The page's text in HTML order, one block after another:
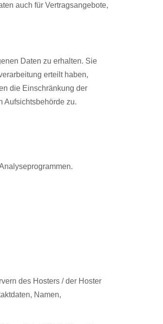
auch für Vertragsangebote,
Daten zu erhalten. Sie
erteilt haben,
die Einschränkung der
Aufsichtsbehörde zu.
des Hosters / der Hoster
Namen,